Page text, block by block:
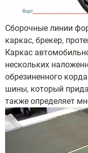
Сборочные линии
каркас, брекер,
Каркас
нескольких
обрезиненного
шины, который
также определяет